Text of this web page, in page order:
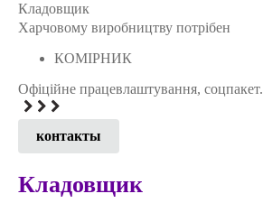
Кладовщик
Харчовому виробництву потрібен
КОМІРНИК
Офіційне працевлаштування, соцпакет.
контакты
Кладовщик